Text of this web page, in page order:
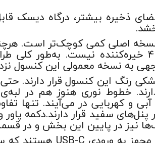
از نسخه اصلی کمی کوچک‌تر
به نسخه معمولی این کنسول
رنگ این کنسول قرار دارند.
خطوط نوری هنوز هم در
و کهربایی در می‌آیند. تنها
نیز در پایین این بخش و در